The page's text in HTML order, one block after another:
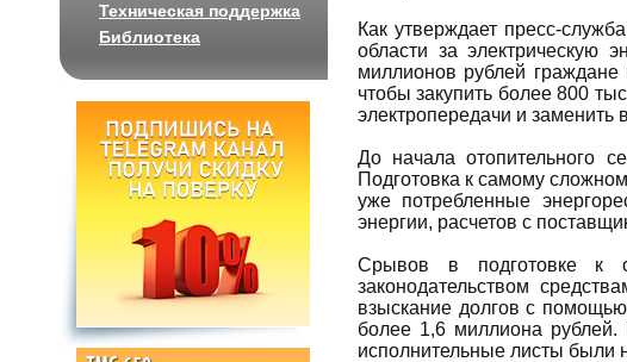
Техническая поддержка
Библиотека
Как утверждает пресс-
области за электрическую
миллионов рублей
чтобы закупить более 800
электропередачи и
До начала отопительного
Подготовка к самому
уже потребленные
энергии, расчетов с
Срывов в подготовке к
законодательством
взыскание долгов с
более 1,6 миллиона
исполнительные листы были